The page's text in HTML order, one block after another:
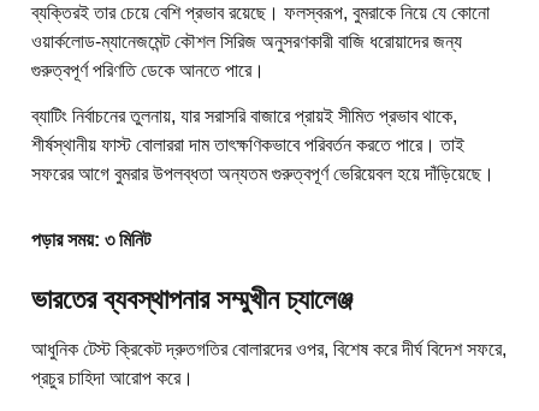
ব্যক্তিরই তার চেয়ে বেশি প্রভাব রয়েছে। ফলস্বরূপ, বুমরাকে নিয়ে যে কোনো
ওয়ার্কলোড-ম্যানেজমেন্ট কৌশল সিরিজ অনুসরণকারী বাজি ধরোয়াদের জন্য
গুরুত্বপূর্ণ পরিণতি ডেকে আনতে পারে।
ব্যাটিং নির্বাচনের তুলনায়, যার সরাসরি বাজারে প্রায়ই সীমিত প্রভাব থাকে,
শীর্ষস্থানীয় ফাস্ট বোলাররা দাম তাৎক্ষণিকভাবে পরিবর্তন করতে পারে। তাই
সফরের আগে বুমরার উপলব্ধতা অন্যতম গুরুত্বপূর্ণ ভেরিয়েবল হয়ে দাঁড়িয়েছে।
পড়ার সময়: ৩ মিনিট
ভারতের ব্যবস্থাপনার সম্মুখীন চ্যালেঞ্জ
আধুনিক টেস্ট ক্রিকেট দ্রুতগতির বোলারদের ওপর, বিশেষ করে দীর্ঘ বিদেশ সফরে,
প্রচুর চাহিদা আরোপ করে।